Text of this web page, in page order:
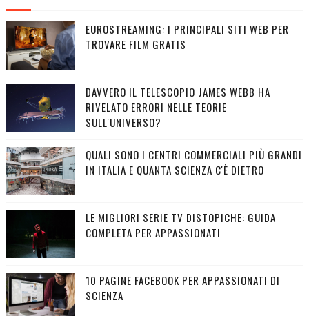
EUROSTREAMING: I PRINCIPALI SITI WEB PER
TROVARE FILM GRATIS
DAVVERO IL TELESCOPIO JAMES WEBB HA
RIVELATO ERRORI NELLE TEORIE
SULL'UNIVERSO?
QUALI SONO I CENTRI COMMERCIALI PIÙ GRANDI
IN ITALIA E QUANTA SCIENZA C'È DIETRO
LE MIGLIORI SERIE TV DISTOPICHE: GUIDA
COMPLETA PER APPASSIONATI
10 PAGINE FACEBOOK PER APPASSIONATI DI
SCIENZA